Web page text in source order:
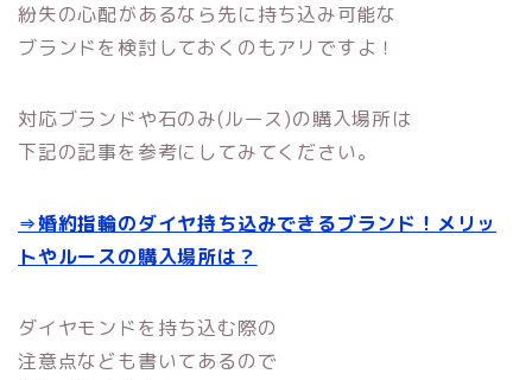
紛失の心配があるなら先に持ち込み可能な
ブランドを検討しておくのもアリですよ！
対応ブランドや石のみ(ルース)の購入場所は
下記の記事を参考にしてみてください。
⇒婚約指輪のダイヤ持ち込みできるブランド！メリッ
トやルースの購入場所は？
ダイヤモンドを持ち込む際の
注意点なども書いてあるので